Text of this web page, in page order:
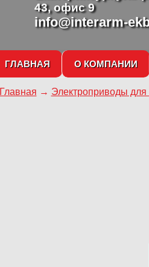
43, офис 9
info@interarm-
ГЛАВНАЯ О КОМПАНИИ
Главная → Электроприводы для